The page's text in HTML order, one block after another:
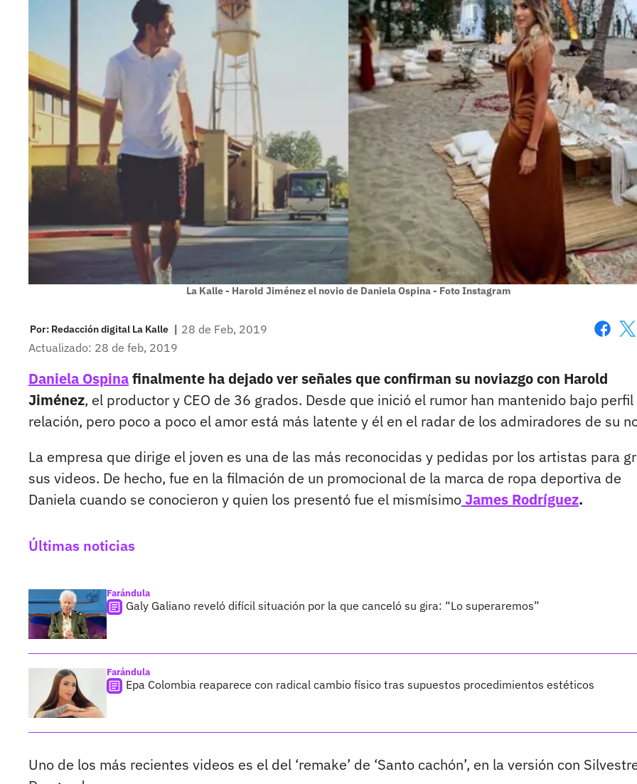
La Kalle - Harold Jiménez el novio de Daniela Ospina - Foto Instagram
Por: Redacción digital La Kalle | 28 de Feb, 2019
Actualizado: 28 de feb, 2019
Daniela Ospinafinalmente ha dejado ver señales que confirman su noviazgo con Harold
Jiménez, el productor y CEO de 36 grados. Desde que inició el rumor han mantenido bajo perfil
relación, pero poco a poco el amor está más latente y él en el radar de los admiradores de su
La empresa que dirige el joven es una de las más reconocidas y pedidas por los artistas para
sus videos. De hecho, fue en la filmación de un promocional de la marca de ropa deportiva de
Daniela cuando se conocieron y quien los presentó fue el mismísimoJames Rodríguez.
Últimas noticias
Farándula
Galy Galiano reveló difícil situación por la que canceló su gira: “Lo superaremos”
Farándula
Epa Colombia reaparece con radical cambio físico tras supuestos procedimientos estéticos
Uno de los más recientes videos es el del ‘remake’ de ‘Santo cachón’, en la versión con